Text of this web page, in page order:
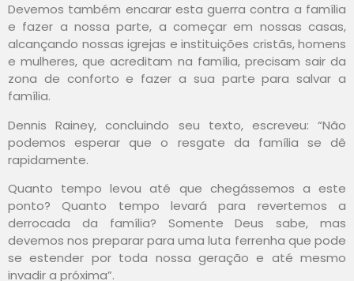
Devemos também encarar esta guerra contra a família
e fazer a nossa parte, a começar em nossas casas,
alcançando nossas igrejas e instituições cristãs, homens
e mulheres, que acreditam na família, precisam sair da
zona de conforto e fazer a sua parte para salvar a
família.
Dennis Rainey, concluindo seu texto, escreveu: “Não
podemos esperar que o resgate da família se dê
rapidamente.
Quanto tempo levou até que chegássemos a este
ponto? Quanto tempo levará para revertemos a
derrocada da família? Somente Deus sabe, mas
devemos nos preparar para uma luta ferrenha que pode
se estender por toda nossa geração e até mesmo
invadir a próxima”.